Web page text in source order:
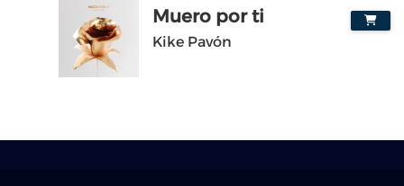
Muero por ti
Kike Pavón